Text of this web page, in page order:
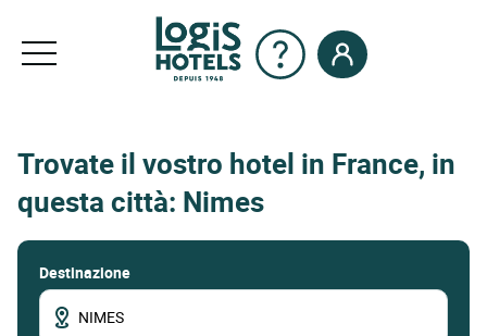
Trovate il vostro hotel in France, in
questa città: Nimes
Destinazione